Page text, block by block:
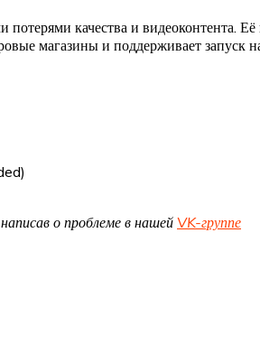
качества и видеоконтента.
магазины и поддерживает запуск
о проблеме в нашей VK-группе